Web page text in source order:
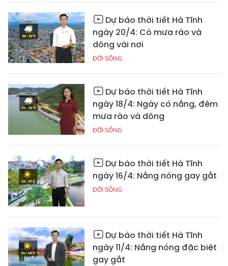
Dự báo thời tiết Hà Tĩnh
ngày 20/4: Có mưa rào và
dông vài nơi
ĐỜI SỐNG
Dự báo thời tiết Hà Tĩnh
ngày 18/4: Ngày có nắng, đêm
mưa rào và dông
ĐỜI SỐNG
Dự báo thời tiết Hà Tĩnh
ngày 16/4: Nắng nóng gay gắt
ĐỜI SỐNG
Dự báo thời tiết Hà Tĩnh
ngày 11/4: Nắng nóng đặc biệt
gay gắt